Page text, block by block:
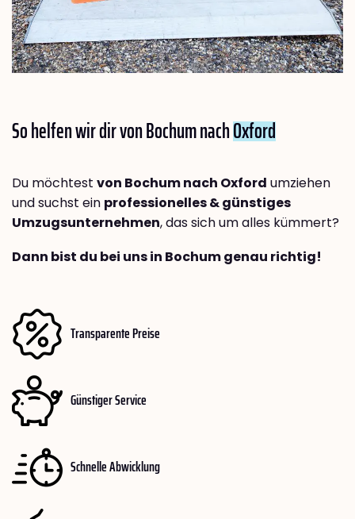
So helfen wir dir von Bochum nachOxford
Du möchtest von Bochum nach Oxford umziehen
und suchst ein professionelles & günstiges
Umzugsunternehmen, das sich um alles kümmert?
Dann bist du bei uns in Bochum genau richtig!
Transparente Preise
Günstiger Service
Schnelle Abwicklung